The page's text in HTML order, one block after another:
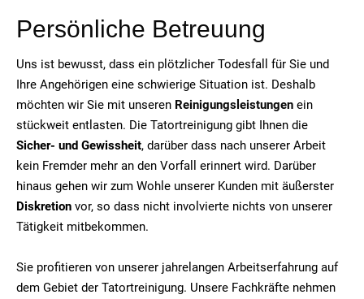
Persönliche Betreuung
Uns ist bewusst, dass ein plötzlicher Todesfall für Sie und
Ihre Angehörigen eine schwierige Situation ist. Deshalb
möchten wir Sie mit unseren Reinigungsleistungen ein
stückweit entlasten. Die Tatortreinigung gibt Ihnen die
Sicher- und Gewissheit, darüber dass nach unserer Arbeit
kein Fremder mehr an den Vorfall erinnert wird. Darüber
hinaus gehen wir zum Wohle unserer Kunden mit äußerster
Diskretion vor, so dass nicht involvierte nichts von unserer
Tätigkeit mitbekommen.
Sie profitieren von unserer jahrelangen Arbeitserfahrung auf
dem Gebiet der Tatortreinigung. Unsere Fachkräfte nehmen